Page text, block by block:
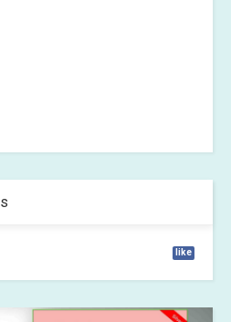
like